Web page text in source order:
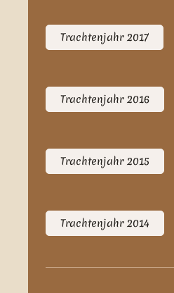
Trachtenjahr 2017
Trachtenjahr 2016
Trachtenjahr 2015
Trachtenjahr 2014